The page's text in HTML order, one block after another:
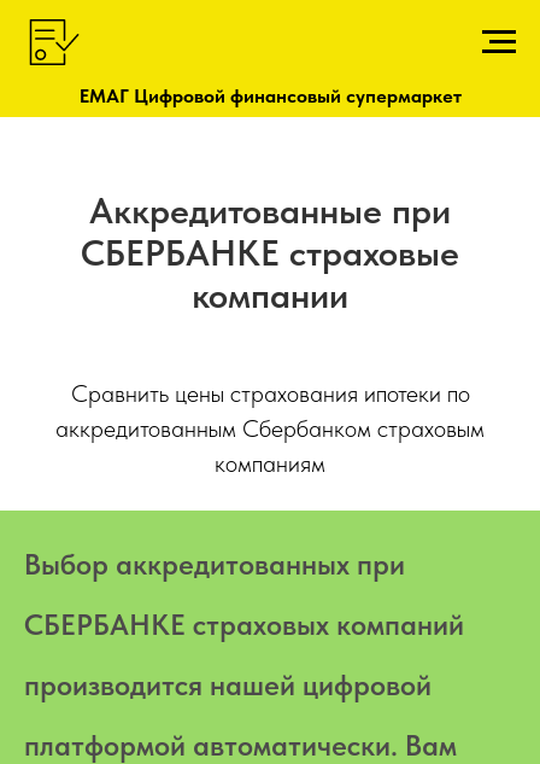
ЕМАГ Цифровой финансовый супермаркет
Аккредитованные при
СБЕРБАНКЕ страховые
компании
Сравнить цены страхования ипотеки по
аккредитованным Сбербанком страховым
компаниям
Выбор аккредитованных при
СБЕРБАНКЕ страховых компаний
производится нашей цифровой
платформой автоматически. Вам